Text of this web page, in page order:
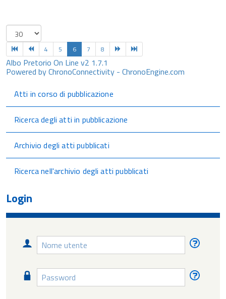
4 5 6 7 8
Albo Pretorio On Line v2 1.7.1
Powered by ChronoConnectivity - ChronoEngine.com
Atti in corso di pubblicazione
Ricerca degli atti in pubblicazione
Archivio degli atti pubblicati
Ricerca nell'archivio degli atti pubblicati
Login
Nome
utente
Password